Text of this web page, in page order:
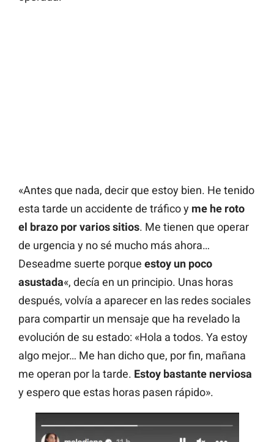
«Antes que nada, decir que estoy bien. He tenido
esta tarde un accidente de tráfico y me he roto
el brazo por varios sitios. Me tienen que operar
de urgencia y no sé mucho más ahora…
Deseadme suerte porque estoy un poco
asustada«, decía en un principio. Unas horas
después, volvía a aparecer en las redes sociales
para compartir un mensaje que ha revelado la
evolución de su estado: «Hola a todos. Ya estoy
algo mejor… Me han dicho que, por fin, mañana
me operan por la tarde. Estoy bastante nerviosa
y espero que estas horas pasen rápido».